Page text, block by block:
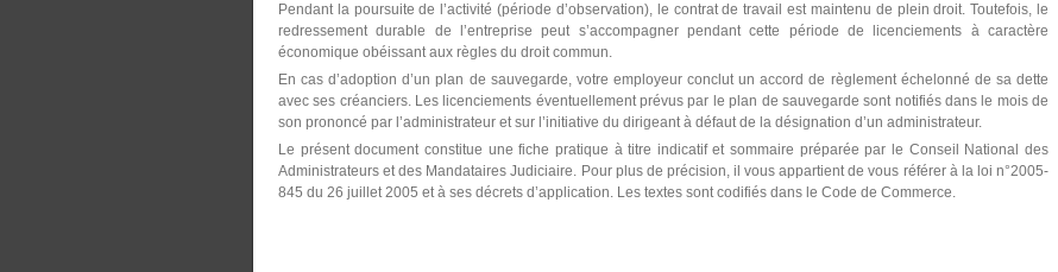
Pendant la poursuite de l’activité (période d’observation), le contrat de travail est maintenu de plein droit. Toutefois, le
redressement durable de l’entreprise peut s’accompagner pendant cette période de licenciements à caractère
économique obéissant aux règles du droit commun.
En cas d’adoption d’un plan de sauvegarde, votre employeur conclut un accord de règlement échelonné de sa dette
avec ses créanciers. Les licenciements éventuellement prévus par le plan de sauvegarde sont notifiés dans le mois de
son prononcé par l’administrateur et sur l’initiative du dirigeant à défaut de la désignation d’un administrateur.
Le présent document constitue une fiche pratique à titre indicatif et sommaire préparée par le Conseil National des
Administrateurs et des Mandataires Judiciaire. Pour plus de précision, il vous appartient de vous référer à la loi n°2005-
845 du 26 juillet 2005 et à ses décrets d’application. Les textes sont codifiés dans le Code de Commerce.